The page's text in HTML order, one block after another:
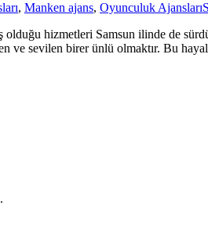
, Manken ajans, Oyunculuk Ajansları
olduğu hizmetleri Samsun ilinde de
ve sevilen birer ünlü olmaktır. Bu
.